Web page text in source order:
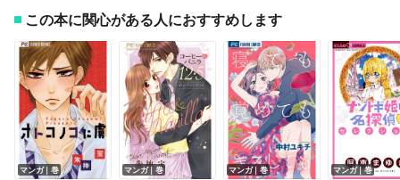
この本に関心がある人におすすめします
マンガ｜巻 マンガ｜巻 マンガ｜巻 マンガ｜巻